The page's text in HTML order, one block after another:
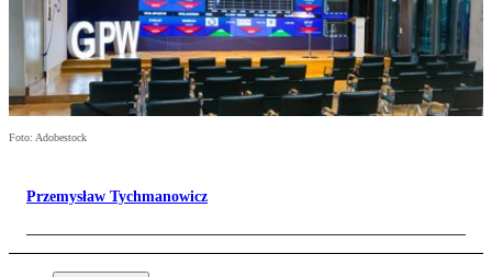
Foto: Adobestock
Przemysław Tychmanowicz